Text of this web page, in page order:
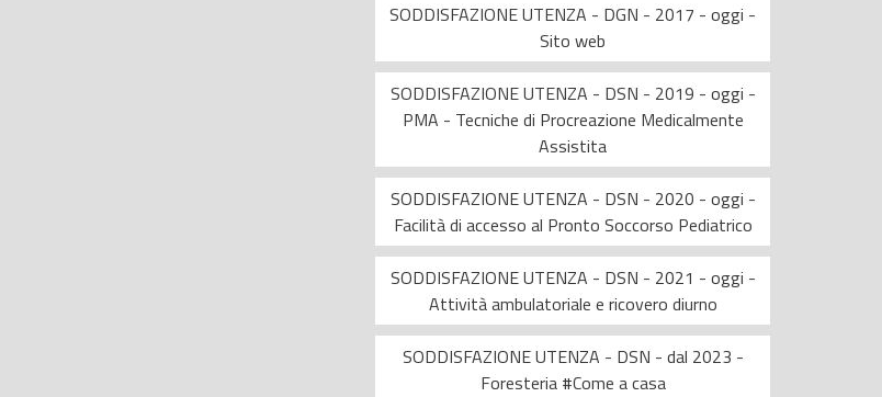
SODDISFAZIONE UTENZA - DGN - 2017 - oggi -
Sito web
SODDISFAZIONE UTENZA - DSN - 2019 - oggi -
PMA - Tecniche di Procreazione Medicalmente
Assistita
SODDISFAZIONE UTENZA - DSN - 2020 - oggi -
Facilità di accesso al Pronto Soccorso Pediatrico
SODDISFAZIONE UTENZA - DSN - 2021 - oggi -
Attività ambulatoriale e ricovero diurno
SODDISFAZIONE UTENZA - DSN - dal 2023 -
Foresteria #Come a casa